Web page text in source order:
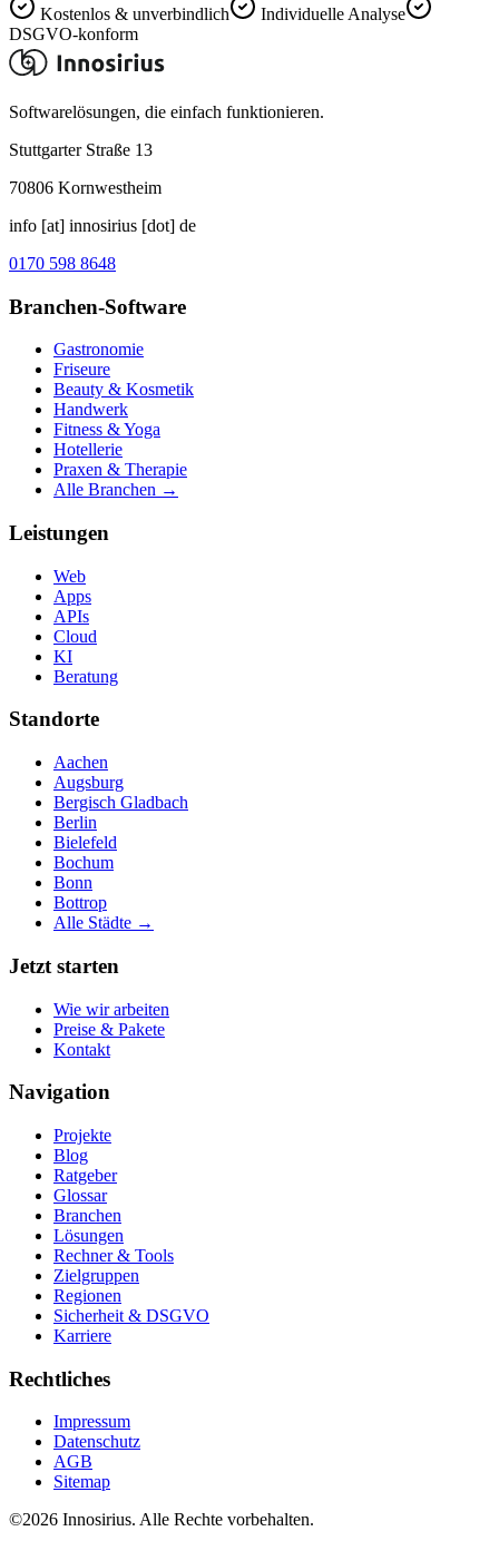
Kostenlos & unverbindlich
Individuelle Analyse
DSGVO-konform
Softwarelösungen, die einfach funktionieren.
Stuttgarter Straße 13
70806 Kornwestheim
info [at] innosirius [dot] de
0170 598 8648
Branchen-Software
Gastronomie
Friseure
Beauty & Kosmetik
Handwerk
Fitness & Yoga
Hotellerie
Praxen & Therapie
Alle Branchen →
Leistungen
Web
Apps
APIs
Cloud
KI
Beratung
Standorte
Aachen
Augsburg
Bergisch Gladbach
Berlin
Bielefeld
Bochum
Bonn
Bottrop
Alle Städte →
Jetzt starten
Wie wir arbeiten
Preise & Pakete
Kontakt
Navigation
Projekte
Blog
Ratgeber
Glossar
Branchen
Lösungen
Rechner & Tools
Zielgruppen
Regionen
Sicherheit & DSGVO
Karriere
Rechtliches
Impressum
Datenschutz
AGB
Sitemap
©2026 Innosirius. Alle Rechte vorbehalten.